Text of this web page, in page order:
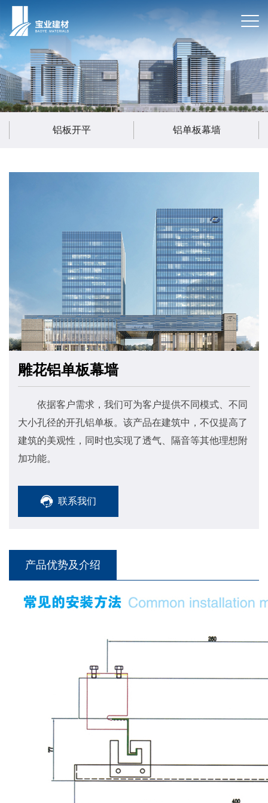
铝板开平 铝单板幕墙
雕花铝单板幕墙
依据客户需求，我们可为客户提供不同模式、不同
大小孔径的开孔铝单板。该产品在建筑中，不仅提高了
建筑的美观性，同时也实现了透气、隔音等其他理想附
加功能。
联系我们
产品优势及介绍